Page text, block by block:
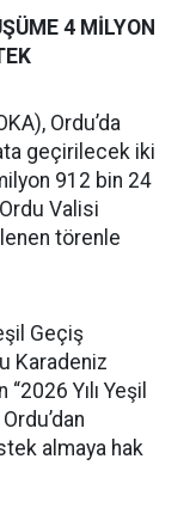
4 MİLYON
Ordu’da
geçirilecek iki
912 bin 24
Valisi
törenle
Geçiş
Karadeniz
Yılı Yeşil
almaya hak